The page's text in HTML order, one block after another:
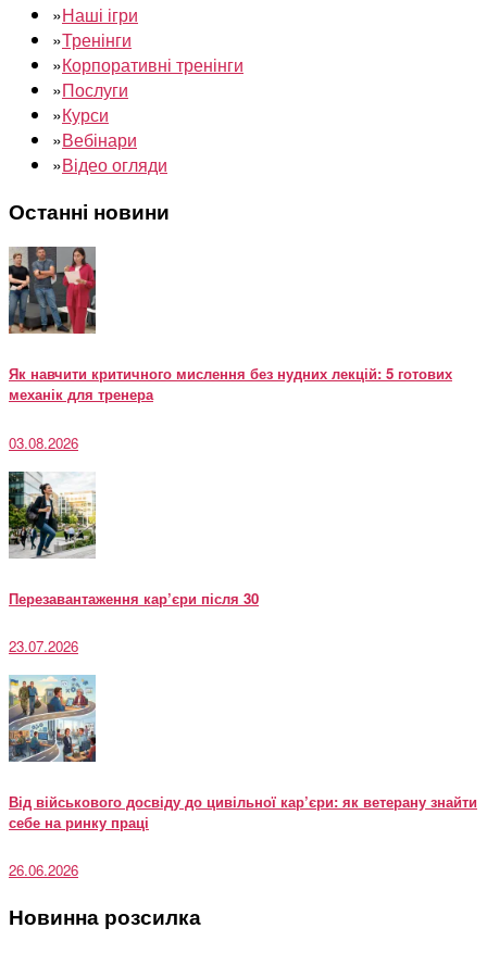
»Наші ігри
»Тренінги
»Корпоративні тренінги
»Послуги
»Курси
»Вебінари
»Відео огляди
Останні новини
Як навчити критичного мислення без нудних лекцій: 5 готових
механік для тренера
03.08.2026
Перезавантаження кар’єри після 30
23.07.2026
Від військового досвіду до цивільної кар’єри: як ветерану знайти
себе на ринку праці
26.06.2026
Новинна розсилка